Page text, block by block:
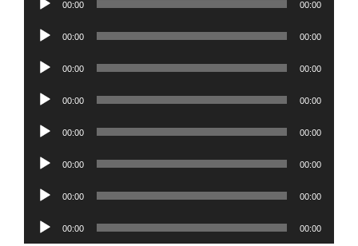
Player
00:00 00:00
Audio
Player
00:00 00:00
Audio
Player
00:00 00:00
Audio
Player
00:00 00:00
Audio
Player
00:00 00:00
Audio
Player
00:00 00:00
Audio
Player
00:00 00:00
Audio
Player
00:00 00:00